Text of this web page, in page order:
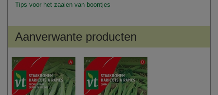
Tips voor het zaaien van boontjes
Aanverwante producten